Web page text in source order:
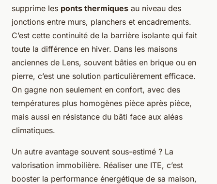
supprime les ponts thermiques au niveau des
jonctions entre murs, planchers et encadrements.
C’est cette continuité de la barrière isolante qui fait
toute la différence en hiver. Dans les maisons
anciennes de Lens, souvent bâties en brique ou en
pierre, c’est une solution particulièrement efficace.
On gagne non seulement en confort, avec des
températures plus homogènes pièce après pièce,
mais aussi en résistance du bâti face aux aléas
climatiques.
Un autre avantage souvent sous-estimé ? La
valorisation immobilière. Réaliser une ITE, c’est
booster la performance énergétique de sa maison,